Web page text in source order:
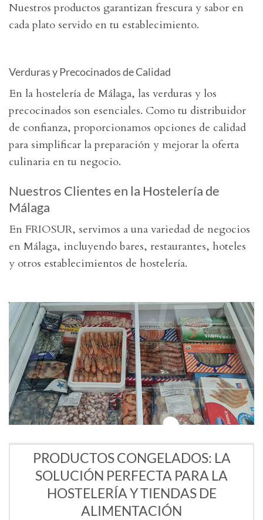
Nuestros productos garantizan frescura y sabor en
cada plato servido en tu establecimiento.
Verduras y Precocinados de Calidad
En la hostelería de Málaga, las verduras y los
precocinados son esenciales. Como tu distribuidor
de confianza, proporcionamos opciones de calidad
para simplificar la preparación y mejorar la oferta
culinaria en tu negocio.
Nuestros Clientes en la Hostelería de
Málaga
En FRIOSUR, servimos a una variedad de negocios
en Málaga, incluyendo bares, restaurantes, hoteles
y otros establecimientos de hostelería.
PRODUCTOS CONGELADOS: LA
SOLUCIÓN PERFECTA PARA LA
HOSTELERÍA Y TIENDAS DE
ALIMENTACIÓN